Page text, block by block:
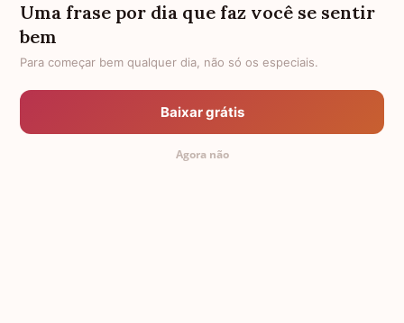
Mensagens de Aniversário
FALTAM 3 DIAS PARA O MEU
ANIVERSÁRIO
FRASES PARA IRMÃ MAIS VELHA
Uma frase por dia que faz você se sentir
bem
Para começar bem qualquer dia, não só os especiais.
Baixar grátis
Agora não